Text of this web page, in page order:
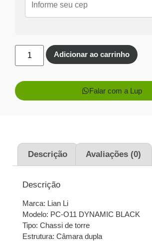
EconomizeR$70,14
Aprovação imediata
juros
juros
4x deR$ 293,71
juros
Adicionar ao carrinho
Falar com a Lup
Descrição Avaliações (0)
Descrição
Marca: Lian Li
Modelo: PC-O11 DYNAMIC BLACK
Tipo: Chassi de torre
Estrutura: Câmara dupla